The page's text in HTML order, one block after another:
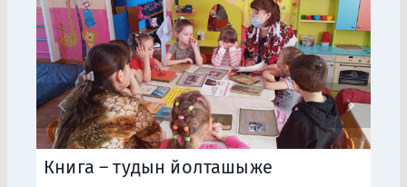
Книга – тудын йолташыже